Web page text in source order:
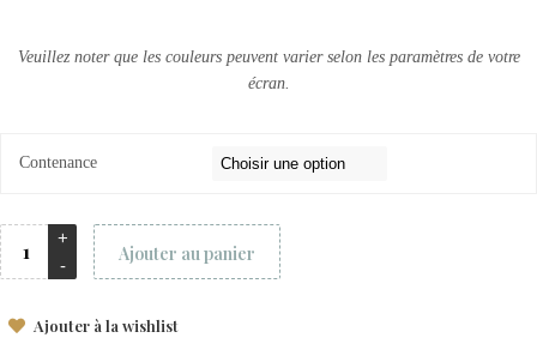
Veuillez noter que les couleurs peuvent varier selon les paramètres de votre
écran.
Contenance
Ajouter au panier
Ajouter à la wishlist